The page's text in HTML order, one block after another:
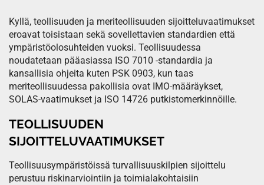
Kyllä, teollisuuden ja meriteollisuuden sijoitteluvaatimukset
eroavat toisistaan sekä sovellettavien standardien että
ympäristöolosuhteiden vuoksi. Teollisuudessa
noudatetaan pääasiassa ISO 7010 -standardia ja
kansallisia ohjeita kuten PSK 0903, kun taas
meriteollisuudessa pakollisia ovat IMO-määräykset,
SOLAS-vaatimukset ja ISO 14726 putkistomerkinnöille.
TEOLLISUUDEN
SIJOITTELUVAATIMUKSET
Teollisuusympäristöissä turvallisuuskilpien sijoittelu
perustuu riskinarviointiin ja toimialakohtaisiin